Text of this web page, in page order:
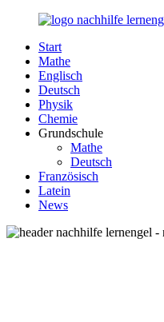
Zurück
Inhalt
Nachhilfe-
Lernengel.de
Unsere
Nachhilfe-
Eule
berät
zum
Damit
Lernen
Spaß
Start
Mathe
Englisch
Deutsch
Physik
Chemie
Grundschule
Mathe
Deutsch
Französisch
Latein
News